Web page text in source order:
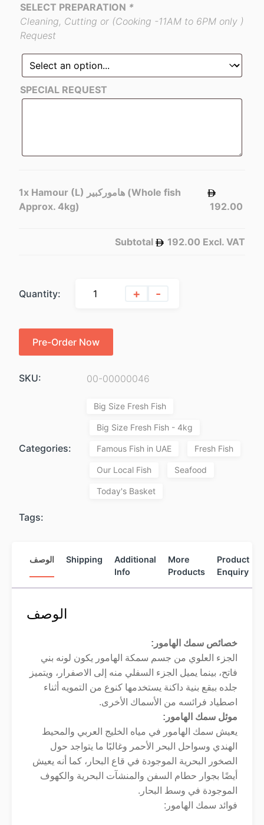
SELECT PREPARATION *
Cleaning, Cutting or (Cooking -11AM to 6PM only )
Request
SPECIAL REQUEST
1x Hamour (L) هاموركبير (Whole fish
Approx. 4kg)
192.00
Subtotal 192.00 Excl. VAT
Quantity: + -
Pre-Order Now
SKU: 00-00000046
Categories:
Big Size Fresh Fish
Big Size Fresh Fish - 4kg
Famous Fish in UAE Fresh Fish
Our Local Fish Seafood
Today's Basket
Tags:
الوصف Shipping
Additional
Info
More
Products
Product
Enquiry
الوصف
خصائص سمك الهامور :
الجزء العلوي من جسم سمكة الهامور يكون لونه بني
فاتح، بينما يميل الجزء السفلي منه إلى الاصفرار، ويتميز
جلده ببقع بنية داكنة يستخدمها كنوع من التمويه أثناء
اصطياد فرائسه من الأسماك الأخرى.
موئل سمك الهامور :
يعيش سمك الهامور في مياه الخليج العربي والمحيط
الهندي وسواحل البحر الأحمر وغالبًا ما يتواجد حول
الصخور البحرية الموجودة في قاع البحار، كما أنه يعيش
أيضًا بجوار حطام السفن والمنشآت البحرية والكهوف
الموجودة في وسط البحار .
فوائد سمك الهامور: